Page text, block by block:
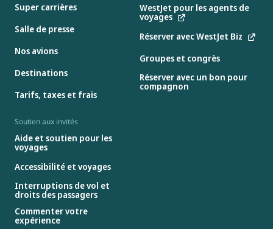
Super carrières
Salle de presse
Nos avions
Destinations
Tarifs, taxes et frais
WestJet pour les agents de
voyages
Réserver avec WestJet Biz
Groupes et congrès
Réserver avec un bon pour
compagnon
Soutien aux invités
Aide et soutien pour les
voyages
Accessibilité et voyages
Interruptions de vol et
droits des passagers
Commenter votre
expérience